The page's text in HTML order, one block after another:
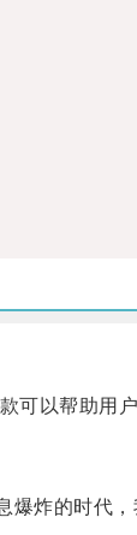
以帮助用户
炸的时代，